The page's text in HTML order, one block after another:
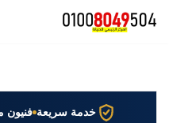
خدمة سريعة